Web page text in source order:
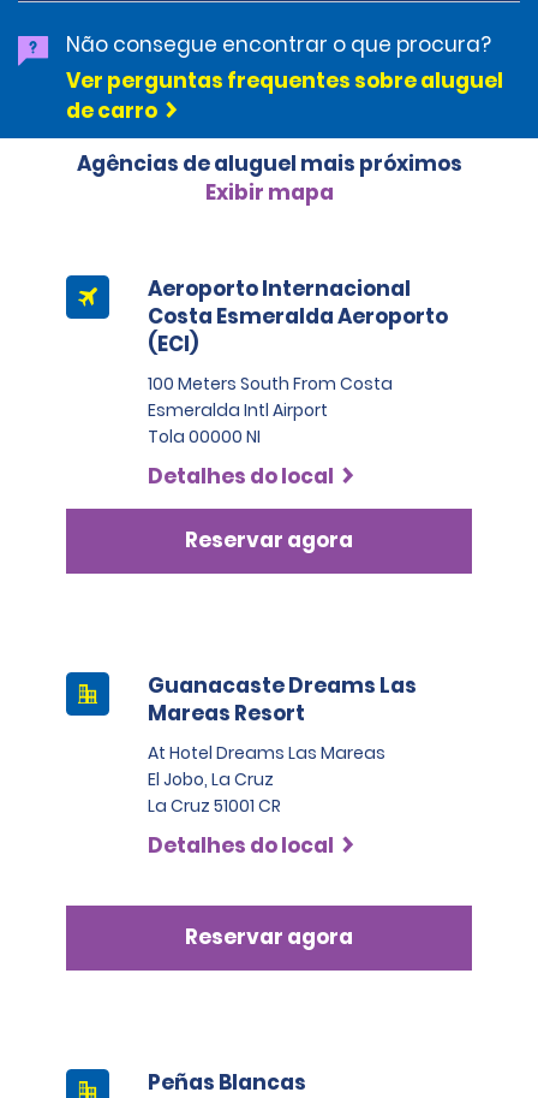
Não consegue encontrar o que procura?
Ver perguntas frequentes sobre aluguel
de carro
Agências de aluguel mais próximos
Exibir mapa
Aeroporto Internacional
Costa Esmeralda Aeroporto
(ECI)
100 Meters South From Costa
Esmeralda Intl Airport
Tola 00000 NI
Detalhes do local
Reservar agora
Guanacaste Dreams Las
Mareas Resort
At Hotel Dreams Las Mareas
El Jobo, La Cruz
La Cruz 51001 CR
Detalhes do local
Reservar agora
Peñas Blancas